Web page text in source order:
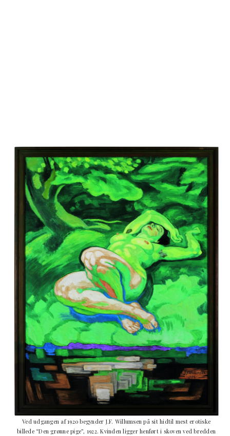
Ved udgangen af 1920 begynder J.F. Willumsen på sit hidtil mest erotiske
billede “Den grønne pige”, 1922. Kvinden ligger henført i skoven ved bredden